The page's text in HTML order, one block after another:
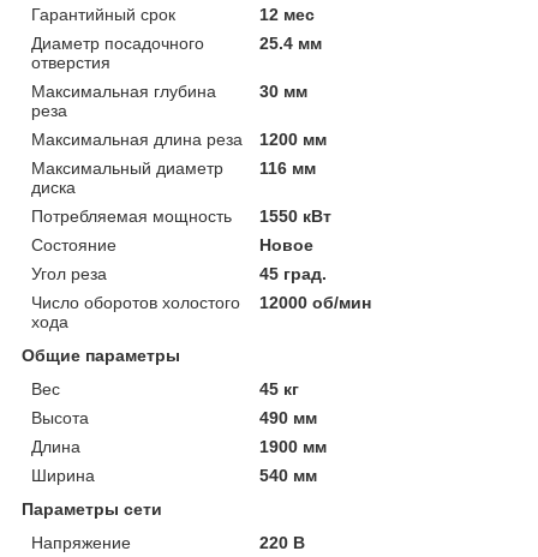
Гарантийный срок
12 мес
Диаметр посадочного
отверстия
25.4 мм
Максимальная глубина
реза
30 мм
Максимальная длина реза
1200 мм
Максимальный диаметр
диска
116 мм
Потребляемая мощность
1550 кВт
Состояние
Новое
Угол реза
45 град.
Число оборотов холостого
хода
12000 об/мин
Общие параметры
Вес
45 кг
Высота
490 мм
Длина
1900 мм
Ширина
540 мм
Параметры сети
Напряжение
220 В